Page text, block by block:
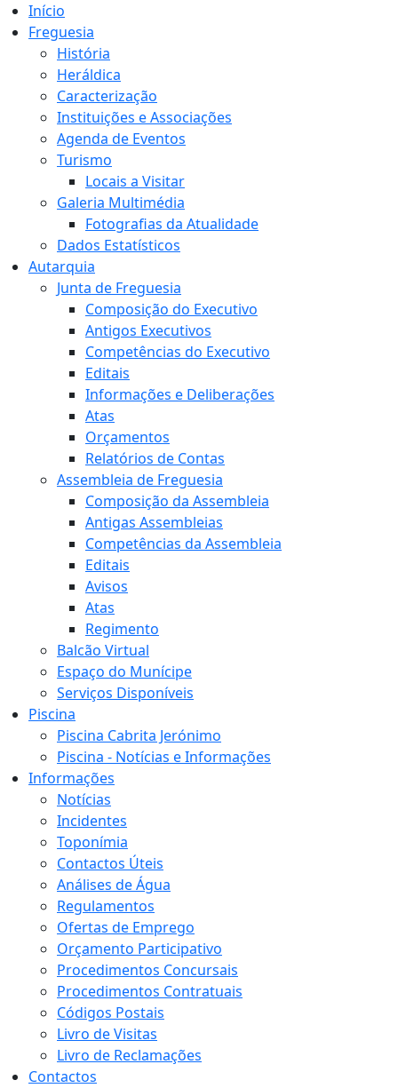
Início
Freguesia
História
Heráldica
Caracterização
Instituições e Associações
Agenda de Eventos
Turismo
Locais a Visitar
Galeria Multimédia
Fotografias da Atualidade
Dados Estatísticos
Autarquia
Junta de Freguesia
Composição do Executivo
Antigos Executivos
Competências do Executivo
Editais
Informações e Deliberações
Atas
Orçamentos
Relatórios de Contas
Assembleia de Freguesia
Composição da Assembleia
Antigas Assembleias
Competências da Assembleia
Editais
Avisos
Atas
Regimento
Balcão Virtual
Espaço do Munícipe
Serviços Disponíveis
Piscina
Piscina Cabrita Jerónimo
Piscina - Notícias e Informações
Informações
Notícias
Incidentes
Toponímia
Contactos Úteis
Análises de Água
Regulamentos
Ofertas de Emprego
Orçamento Participativo
Procedimentos Concursais
Procedimentos Contratuais
Códigos Postais
Livro de Visitas
Livro de Reclamações
Contactos